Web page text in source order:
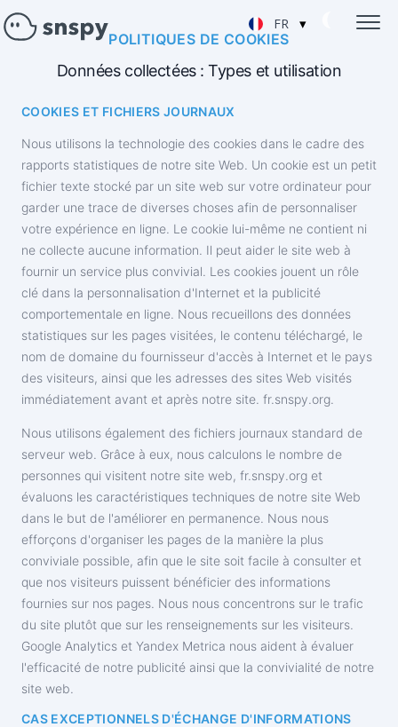
FR ▾
English
Русский
Español
PIRATAGE DU MOT DE PASSE DE SNAPCHAT
LIRE LES CONVERSATIONS SUR SNAPCHAT
Lire les messages du chat
SUIVI DES AMIS ET DES ABONNÉS
Pirater la liste de contacts de Snapchat
Récupérer un chat supprimé
SNAPCHAT LOCALISATION ACTUELLE
Découvrez où se trouve l'utilisateur
PIRATER LES APPELS SNAPCHAT
Pirater la liste de contacts de Snapchat
Application de piratage de chat de groupe
Tarifs
FAQ
Programme d'affiliation
Fonctions
Reviews
POLITIQUES DE COOKIES
Données collectées : Types et utilisation
COOKIES ET FICHIERS JOURNAUX
Nous utilisons la technologie des cookies dans le cadre des
rapports statistiques de notre site Web. Un cookie est un petit
fichier texte stocké par un site web sur votre ordinateur pour
garder une trace de diverses choses afin de personnaliser
votre expérience en ligne. Le cookie lui-même ne contient ni
ne collecte aucune information. Il peut aider le site web à
fournir un service plus convivial. Les cookies jouent un rôle
clé dans la personnalisation d'Internet et la publicité
comportementale en ligne. Nous recueillons des données
statistiques sur les pages visitées, le contenu téléchargé, le
nom de domaine du fournisseur d'accès à Internet et le pays
des visiteurs, ainsi que les adresses des sites Web visités
immédiatement avant et après notre site. ‌fr.snspy.org.
Nous utilisons également des fichiers journaux standard de
serveur web. Grâce à eux, nous calculons le nombre de
personnes qui visitent notre site web, ‌fr.snspy.org et
évaluons les caractéristiques techniques de notre site Web
dans le but de l'améliorer en permanence. Nous nous
efforçons d'organiser les pages de la manière la plus
conviviale possible, afin que le site soit facile à consulter et
que nos visiteurs puissent bénéficier des informations
fournies sur nos pages. Nous nous concentrons sur le trafic
du site plutôt que sur les renseignements sur les visiteurs.
Google Analytics et Yandex Metrica nous aident à évaluer
l'efficacité de notre publicité ainsi que la convivialité de notre
site web.
CAS EXCEPTIONNELS D'ÉCHANGE D'INFORMATIONS